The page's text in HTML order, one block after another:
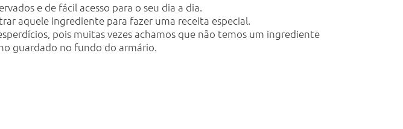
e de fácil acesso para o seu dia a dia.
aquele ingrediente para fazer uma receita especial.
pois muitas vezes achamos que não temos um ingrediente
guardado no fundo do armário.